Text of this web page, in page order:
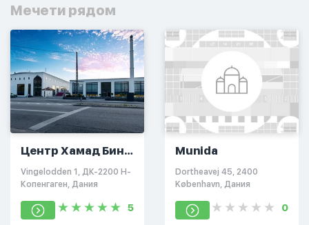
Мечети рядом
Центр Хамад Бин
Халифа
Цивилизации
Vingelodden 1, ДК-2200 Н-
Копенгаген, Дания
5
Munida
Dortheavej 45, 2400
København, Дания
0